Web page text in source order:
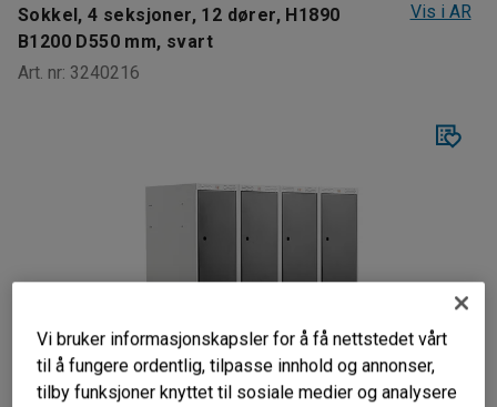
Sokkel, 4 seksjoner, 12 dører, H1890
B1200 D550 mm, svart
Art. nr: 3240216
Vis i AR
Vi bruker informasjonskapsler for å få nettstedet vårt
til å fungere ordentlig, tilpasse innhold og annonser,
tilby funksjoner knyttet til sosiale medier og analysere